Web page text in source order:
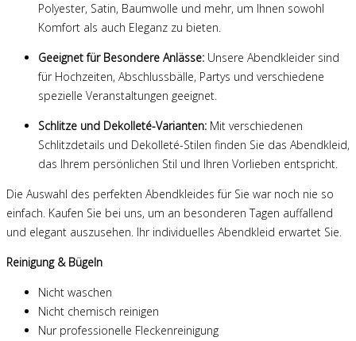
Polyester, Satin, Baumwolle und mehr, um Ihnen sowohl
Komfort als auch Eleganz zu bieten.
Geeignet für Besondere Anlässe: Unsere Abendkleider sind
für Hochzeiten, Abschlussbälle, Partys und verschiedene
spezielle Veranstaltungen geeignet.
Schlitze und Dekolleté-Varianten: Mit verschiedenen
Schlitzdetails und Dekolleté-Stilen finden Sie das Abendkleid,
das Ihrem persönlichen Stil und Ihren Vorlieben entspricht.
Die Auswahl des perfekten Abendkleides für Sie war noch nie so
einfach. Kaufen Sie bei uns, um an besonderen Tagen auffallend
und elegant auszusehen. Ihr individuelles Abendkleid erwartet Sie.
Reinigung & Bügeln
Nicht waschen
Nicht chemisch reinigen
Nur professionelle Fleckenreinigung